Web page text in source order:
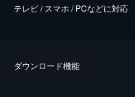
テレビ / スマホ / PCなどに対応
ダウンロード機能